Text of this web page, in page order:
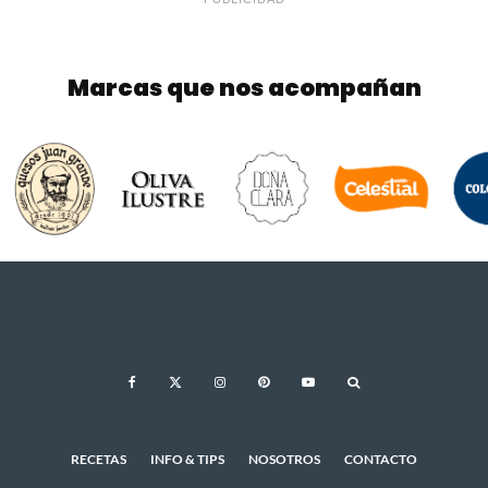
Marcas que nos acompañan
RECETAS INFO & TIPS NOSOTROS CONTACTO